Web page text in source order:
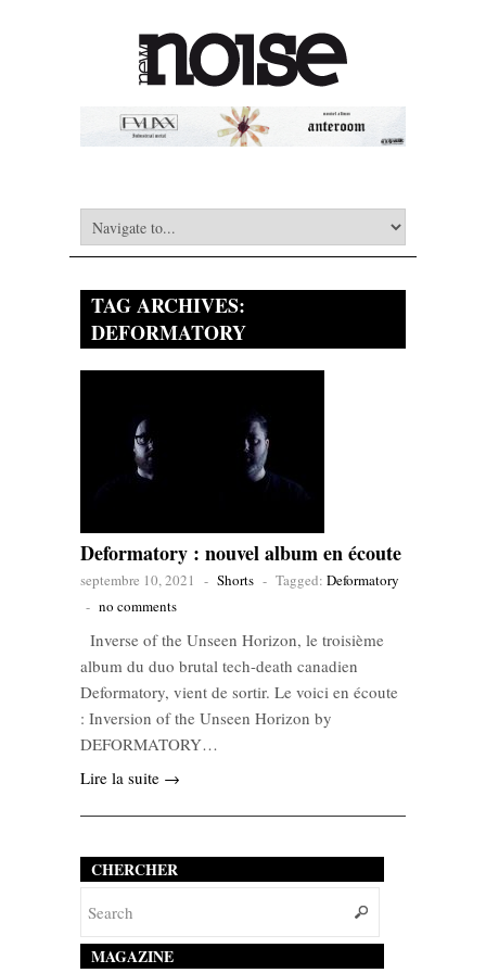
TAG ARCHIVES:
DEFORMATORY
Deformatory : nouvel album en écoute
septembre 10, 2021 - Shorts - Tagged: Deformatory
- no comments
Inverse of the Unseen Horizon, le troisième
album du duo brutal tech-death canadien
Deformatory, vient de sortir. Le voici en écoute
: Inversion of the Unseen Horizon by
DEFORMATORY…
Lire la suite →
CHERCHER
MAGAZINE